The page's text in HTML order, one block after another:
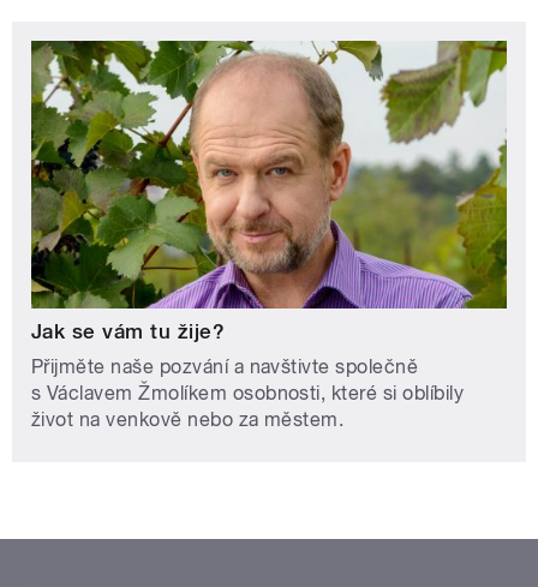
Jak se vám tu žije?
Přijměte naše pozvání a navštivte společně
s Václavem Žmolíkem osobnosti, které si oblíbily
život na venkově nebo za městem.